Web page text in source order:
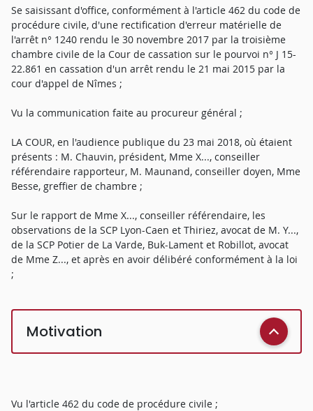
Se saisissant d'office, conformément à l'article 462 du code de
procédure civile, d'une rectification d'erreur matérielle de
l'arrêt n° 1240 rendu le 30 novembre 2017 par la troisième
chambre civile de la Cour de cassation sur le pourvoi n° J 15-
22.861 en cassation d'un arrêt rendu le 21 mai 2015 par la
cour d'appel de Nîmes ;
Vu la communication faite au procureur général ;
LA COUR, en l'audience publique du 23 mai 2018, où étaient
présents : M. Chauvin, président, Mme X..., conseiller
référendaire rapporteur, M. Maunand, conseiller doyen, Mme
Besse, greffier de chambre ;
Sur le rapport de Mme X..., conseiller référendaire, les
observations de la SCP Lyon-Caen et Thiriez, avocat de M. Y...,
de la SCP Potier de La Varde, Buk-Lament et Robillot, avocat
de Mme Z..., et après en avoir délibéré conformément à la loi
;
Motivation
Vu l'article 462 du code de procédure civile ;